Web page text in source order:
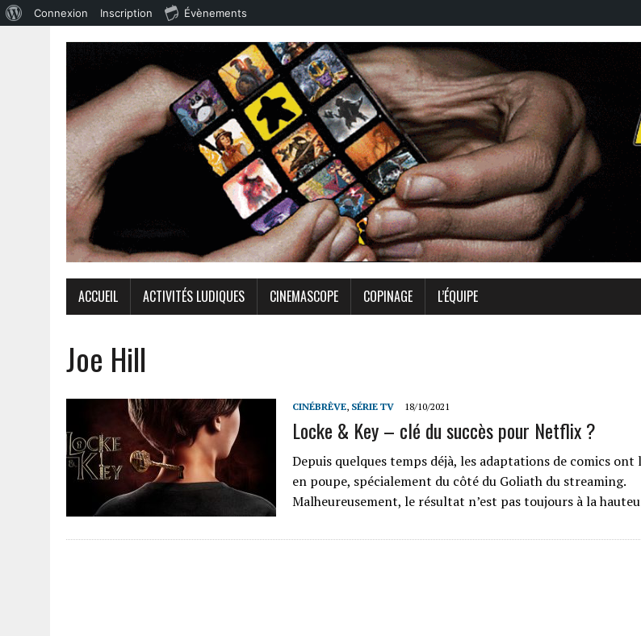
ACCUEIL ACTIVITÉS LUDIQUES CINEMASCOPE COPINAGE L’ÉQUIPE
Joe Hill
CINÉBRÊVE, SÉRIE TV 18/10/2021
Locke & Key – clé du succès pour Netflix ?
Depuis quelques temps déjà, les adaptations de comics ont
en poupe, spécialement du côté du Goliath du streaming.
Malheureusement, le résultat n’est pas toujours à la
Connexion Inscription Évènements